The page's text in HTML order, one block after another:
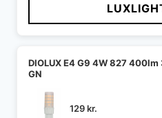
DIOLUX E4 G9 4W 827
GN
129kr.